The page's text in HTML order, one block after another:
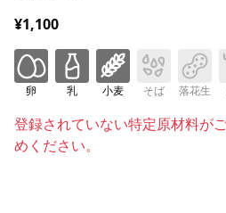
¥1,100
卵 乳 小麦 そば 落花生
登録されていない特定原材料が
めください。